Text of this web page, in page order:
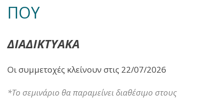
ΠΟΥ
ΔΙΑΔΙΚΤΥΑΚΑ
Οι συμμετοχές κλείνουν στις 22/07/2026
*Το σεμινάριο θα παραμείνει διαθέσιμο στους